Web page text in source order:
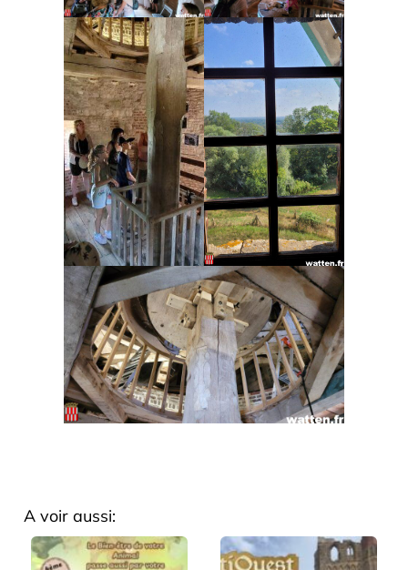
A voir aussi: